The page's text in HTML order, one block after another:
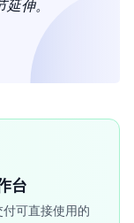
伸。
台
可直接使用的